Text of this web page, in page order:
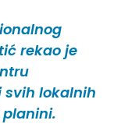
rekao je
svih lokalnih